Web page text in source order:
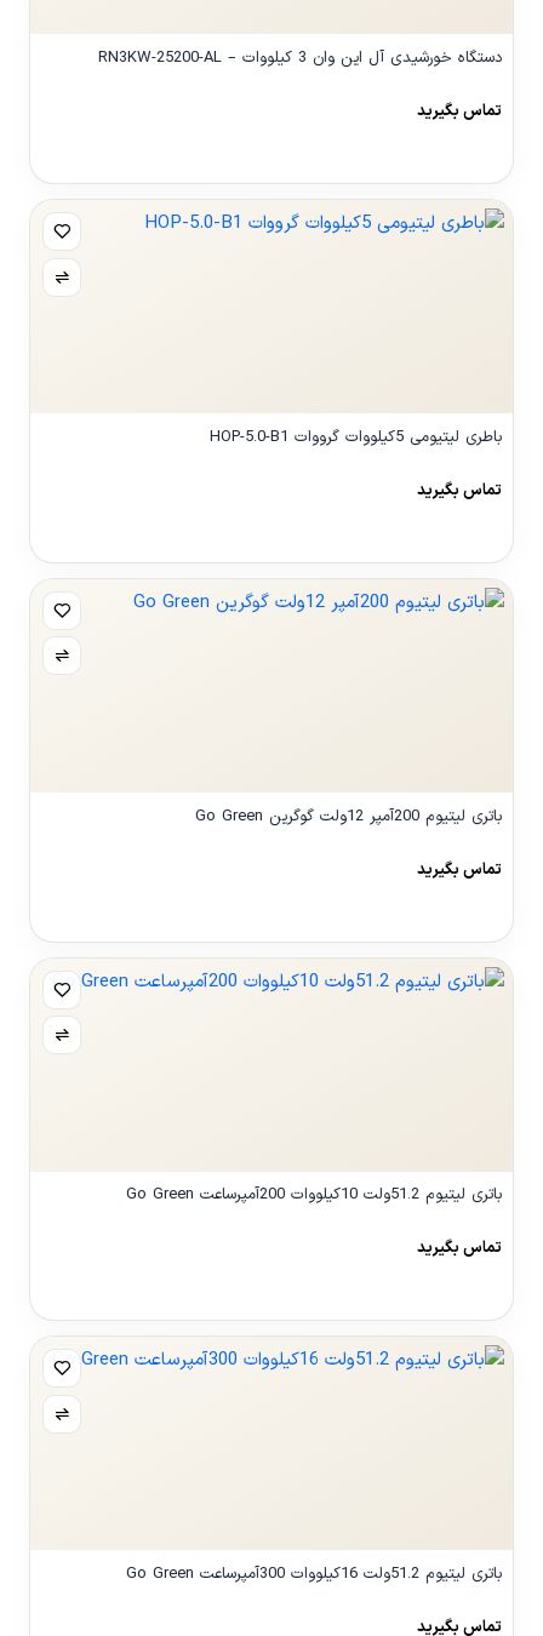
دستگاه خورشیدی آل این وان 3 کیلووات – RN3KW-25200-AL
تماس بگیرید
باطری لیتیومی 5کیلووات گرووات HOP-5.0-B1
تماس بگیرید
باتری لیتیوم 200آمپر 12ولت گوگرین Go Green
تماس بگیرید
باتری لیتیوم 51.2ولت 10کیلووات 200آمپرساعت Go Green
تماس بگیرید
باتری لیتیوم 51.2ولت 16کیلووات 300آمپرساعت Go Green
تماس بگیرید